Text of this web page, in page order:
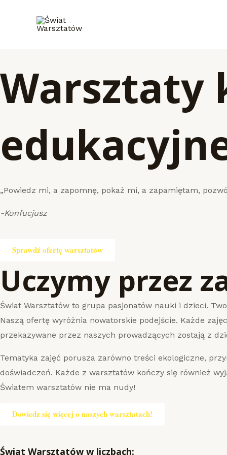
Warsztaty
„Powiedz mi, a zapomnę, pokaż mi, a zapamiętam,
-Konfucjusz
Sprawdź ofertę warsztatów
Uczymy przez
Świat Warsztatów to grupa pasjonatów nauki i dzieci.
Naszą ofertę wyróżnia nowatorskie podejście. Każde
przekazywane przez naszych prowadzących zostają z
Tematyka zajęć porusza zarówno treści ekologiczne,
doświadczeń. Każde z warsztatów kończy się również
Światem warsztatów nie ma nudy!
Dowiedz się więcej o naszych warsztatach!
Świat Warsztatów w liczbach: